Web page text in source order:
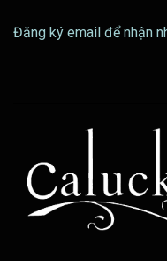
Đăng ký email để nhận